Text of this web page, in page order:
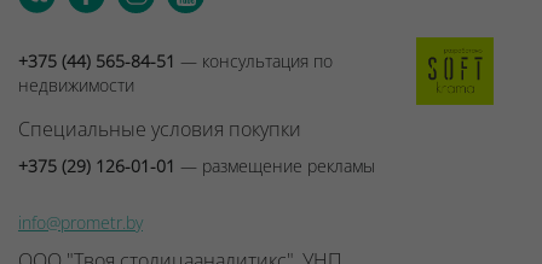
+375 (44) 565-84-51 — консультация по
недвижимости
Специальные условия покупки
+375 (29) 126-01-01 — размещение рекламы
info@prometr.by